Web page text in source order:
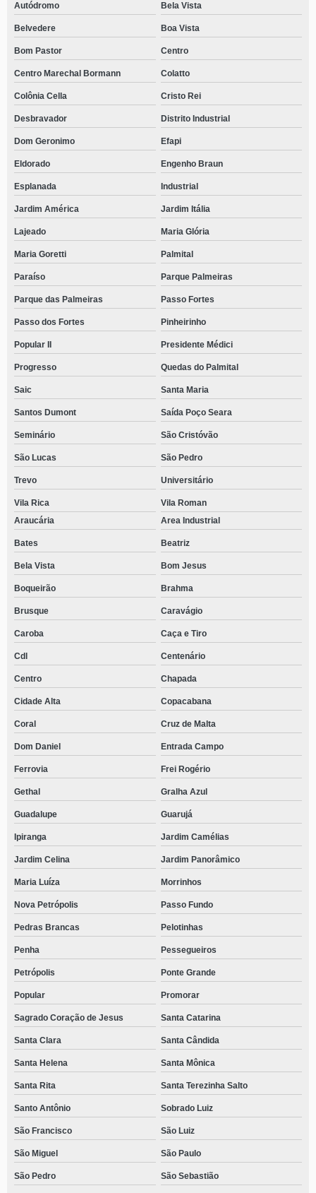
Autódromo Bela Vista
Belvedere Boa Vista
Bom Pastor Centro
Centro Marechal Bormann Colatto
Colônia Cella Cristo Rei
Desbravador Distrito Industrial
Dom Geronimo Efapi
Eldorado Engenho Braun
Esplanada Industrial
Jardim América Jardim Itália
Lajeado Maria Glória
Maria Goretti Palmital
Paraíso Parque Palmeiras
Parque das Palmeiras Passo Fortes
Passo dos Fortes Pinheirinho
Popular II Presidente Médici
Progresso Quedas do Palmital
Saic Santa Maria
Santos Dumont Saída Poço Seara
Seminário São Cristóvão
São Lucas São Pedro
Trevo Universitário
Vila Rica
Vila Roman
Araucária
Area Industrial
Bates Beatriz
Bela Vista Bom Jesus
Boqueirão Brahma
Brusque Caravágio
Caroba Caça e Tiro
Cdl Centenário
Centro Chapada
Cidade Alta Copacabana
Coral Cruz de Malta
Dom Daniel Entrada Campo
Ferrovia Frei Rogério
Gethal Gralha Azul
Guadalupe Guarujá
Ipiranga Jardim Camélias
Jardim Celina Jardim Panorâmico
Maria Luíza Morrinhos
Nova Petrópolis Passo Fundo
Pedras Brancas Pelotinhas
Penha Pessegueiros
Petrópolis Ponte Grande
Popular Promorar
Sagrado Coração de Jesus Santa Catarina
Santa Clara Santa Cândida
Santa Helena Santa Mônica
Santa Rita Santa Terezinha Salto
Santo Antônio Sobrado Luiz
São Francisco São Luiz
São Miguel São Paulo
São Pedro São Sebastião